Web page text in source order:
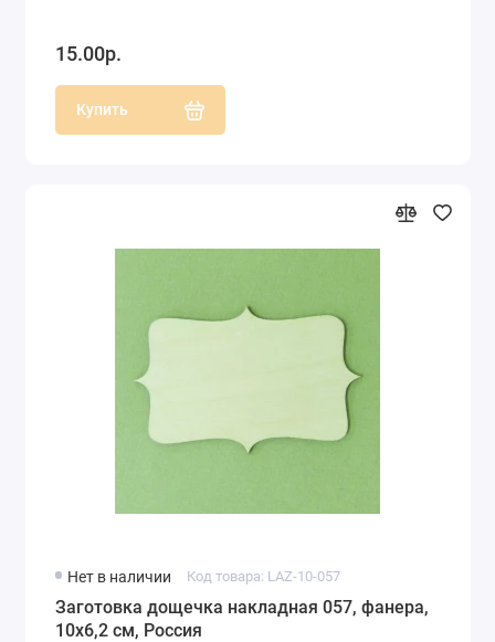
15.00р.
Купить
Нет в наличии Код товара: LAZ-10-057
Заготовка дощечка накладная 057, фанера,
10х6,2 см, Россия